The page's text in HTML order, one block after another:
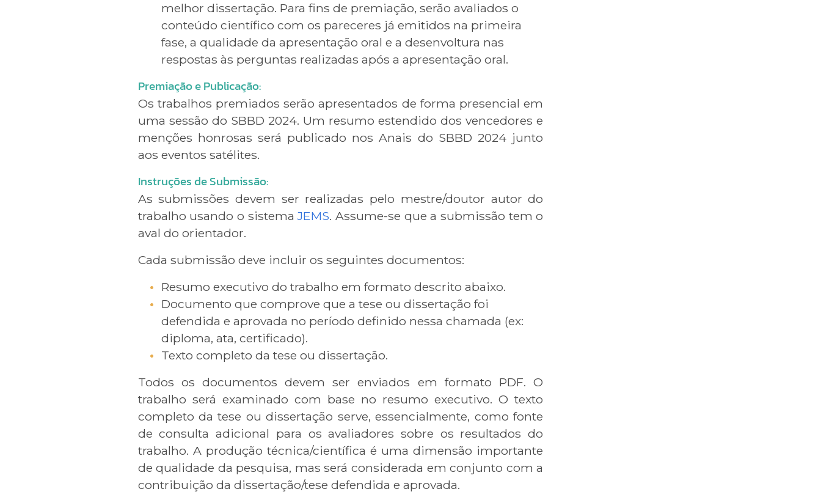
melhor dissertação. Para fins de premiação, serão avaliados o
conteúdo científico com os pareceres já emitidos na primeira
fase, a qualidade da apresentação oral e a desenvoltura nas
respostas às perguntas realizadas após a apresentação oral.
Premiação e Publicação:
Os trabalhos premiados serão apresentados de forma presencial em
uma sessão do SBBD 2024. Um resumo estendido dos vencedores e
menções honrosas será publicado nos Anais do SBBD 2024 junto
aos eventos satélites.
Instruções de Submissão:
As submissões devem ser realizadas pelo mestre/doutor autor do
trabalho usando o sistemaJEMS. Assume-se que a submissão tem o
aval do orientador.
Cada submissão deve incluir os seguintes documentos:
Resumo executivo do trabalho em formato descrito abaixo.
Documento que comprove que a tese ou dissertação foi
defendida e aprovada no período definido nessa chamada (ex:
diploma, ata, certificado).
Texto completo da tese ou dissertação.
Todos os documentos devem ser enviados em formato PDF. O
trabalho será examinado com base no resumo executivo. O texto
completo da tese ou dissertação serve, essencialmente, como fonte
de consulta adicional para os avaliadores sobre os resultados do
trabalho. A produção técnica/científica é uma dimensão importante
de qualidade da pesquisa, mas será considerada em conjunto com a
contribuição da dissertação/tese defendida e aprovada.